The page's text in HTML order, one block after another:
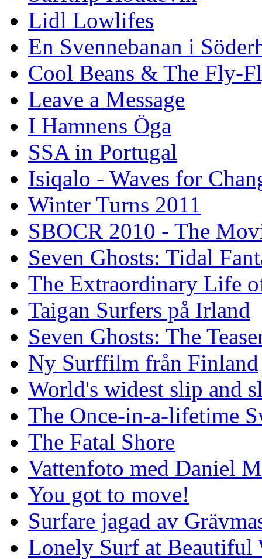
Lidl Lowlifes
En Svennebanan i
Cool Beans & The Fly-
Leave a Message
I Hamnens Öga
SSA in Portugal
Isiqalo - Waves for
Winter Turns 2011
SBOCR 2010 - The
Seven Ghosts: Tidal
The Extraordinary Life
Taigan Surfers på Irland
Seven Ghosts: The
Ny Surffilm från Finland
World's widest slip and
The Once-in-a-lifetime
The Fatal Shore
Vattenfoto med Daniel
You got to move!
Surfare jagad av
Lonely Surf at Beautiful